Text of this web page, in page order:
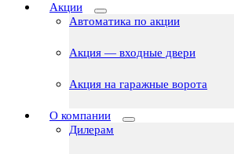
Акции
Автоматика по акции
Акция — входные двери
Акция на гаражные ворота
О компании
Дилерам